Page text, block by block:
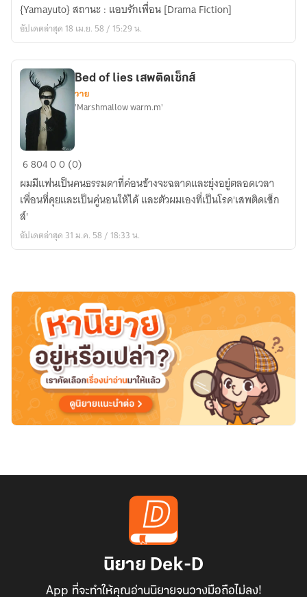
Angle
Get
Down
{Yamayuto} สถานะ : แอบรักเพื่อน [Drama Fiction]
อัปเดตล่าสุด 18 เม.ย. 58 / 15:29 น.
Bed
lies
เสพ
ติด
เซ็ก
Bed of lies เสพติดเซ็กส์
วาย
'Marshmallow warm.m'
680400 (0)
ผมมีแฟนเป็นคนธรรมดาที่ค่อนข้างจะฉลาดและยุ่งอยู่ตลอดเวลา
เพื่อนที่คุยและเป็นคู่นอนให้ได้ และตัวผมเองที่เป็นโรค'เสพติดเซ็ก
ส์'
อัปเดตล่าสุด 31 ม.ค. 58 / 18:33 น.
นิยาย Dek-D
App ที่จะทำให้คุณอ่านนิยายจนวางมือถือไม่ลง!